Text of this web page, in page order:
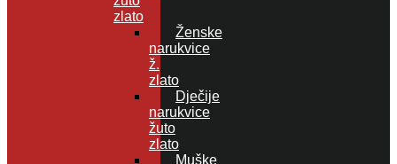
zlato
Ženske
narukvice
ž.
zlato
Dječije
narukvice
žuto
zlato
Muške